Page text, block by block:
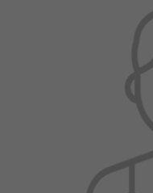
Unidad de